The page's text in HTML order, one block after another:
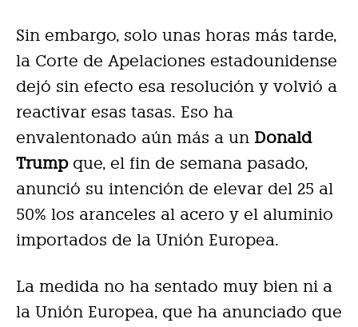
Sin embargo, solo unas horas más tarde,
la Corte de Apelaciones estadounidense
dejó sin efecto esa resolución y volvió a
reactivar esas tasas. Eso ha
envalentonado aún más a un Donald
Trumpque, el fin de semana pasado,
anunció su intención de elevar del 25 al
50% los aranceles al acero y el aluminio
importados de la Unión Europea.
La medida no ha sentado muy bien ni a
la Unión Europea, que ha anunciado que